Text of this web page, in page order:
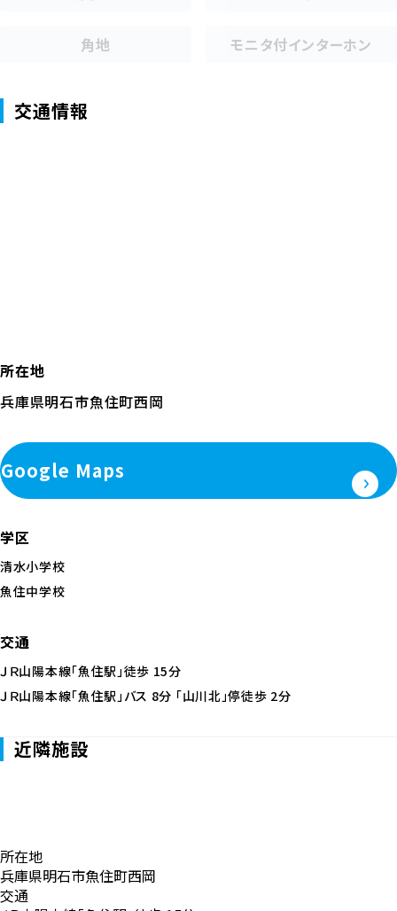
角地 モニタ付インターホン
所在地
兵庫県明石市魚住町西岡
Google Maps
交通情報
学区
清水小学校
魚住中学校
交通
ＪＲ山陽本線「魚住駅」徒歩 15分
ＪＲ山陽本線「魚住駅」バス 8分 「山川北」停徒歩 2分
近隣施設
所在地
兵庫県明石市魚住町西岡
交通